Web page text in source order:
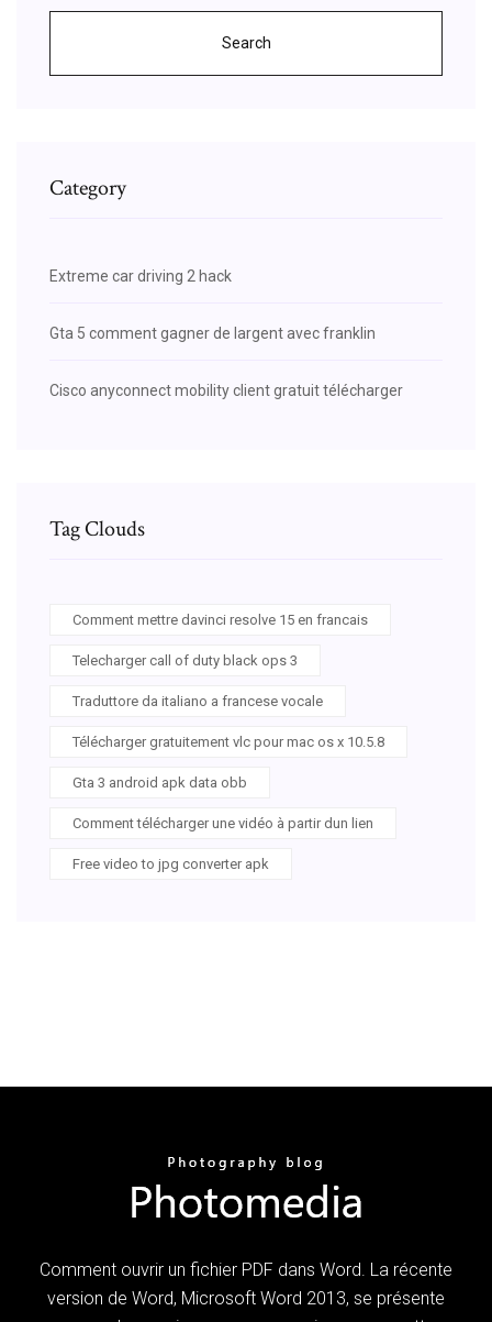
Search
Category
Extreme car driving 2 hack
Gta 5 comment gagner de largent avec franklin
Cisco anyconnect mobility client gratuit télécharger
Tag Clouds
Comment mettre davinci resolve 15 en francais
Telecharger call of duty black ops 3
Traduttore da italiano a francese vocale
Télécharger gratuitement vlc pour mac os x 10.5.8
Gta 3 android apk data obb
Comment télécharger une vidéo à partir dun lien
Free video to jpg converter apk
Comment ouvrir un fichier PDF dans Word. La récente
version de Word, Microsoft Word 2013, se présente